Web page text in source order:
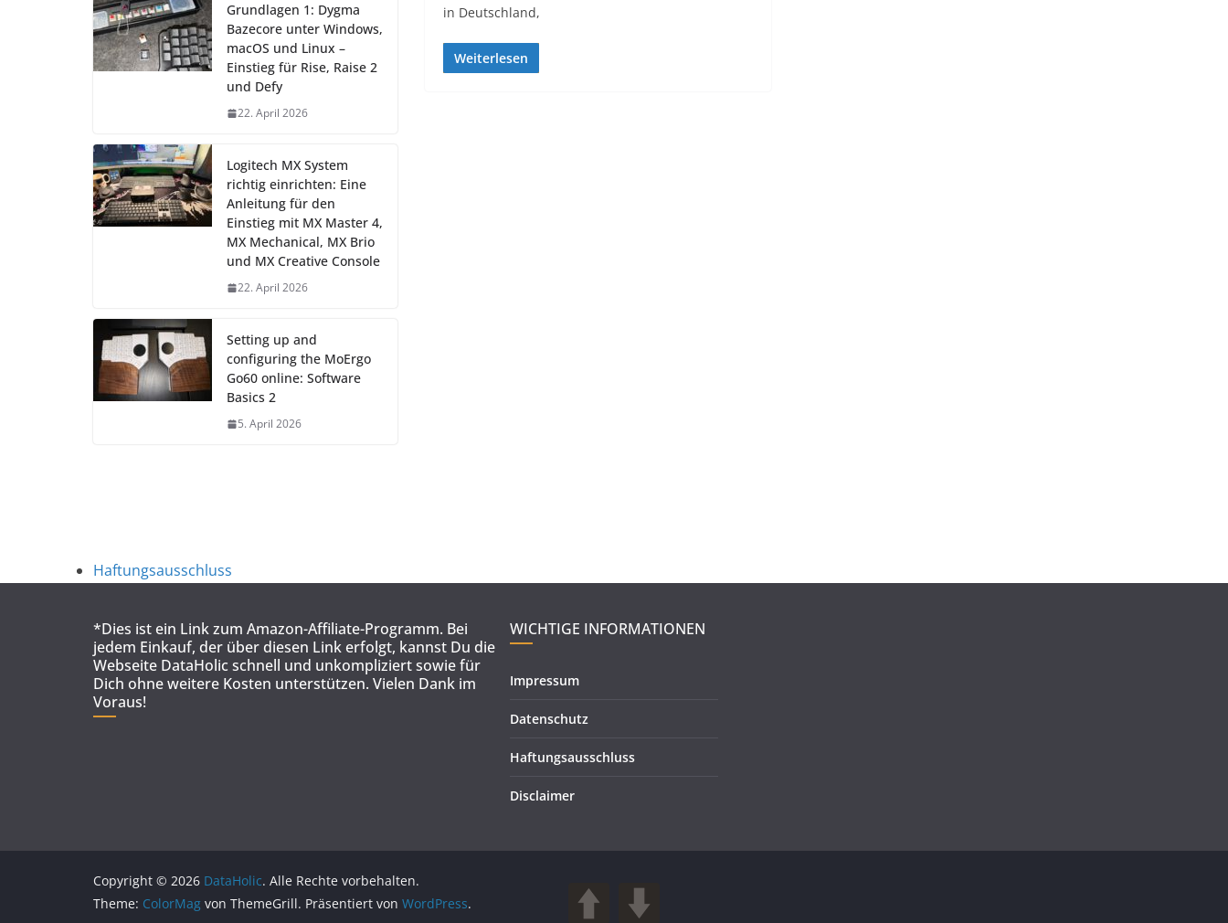
in Deutschland,
Weiterlesen
Grundlagen 1: Dygma
Bazecore unter Windows,
macOS und Linux –
Einstieg für Rise, Raise 2
und Defy
22. April 2026
Logitech MX System
richtig einrichten: Eine
Anleitung für den
Einstieg mit MX Master 4,
MX Mechanical, MX Brio
und MX Creative Console
22. April 2026
Setting up and
configuring the MoErgo
Go60 online: Software
Basics 2
5. April 2026
Haftungsausschluss
*Dies ist ein Link zum Amazon-Affiliate-Programm. Bei
jedem Einkauf, der über diesen Link erfolgt, kannst Du die
Webseite DataHolic schnell und unkompliziert sowie für
Dich ohne weitere Kosten unterstützen. Vielen Dank im
Voraus!
WICHTIGE INFORMATIONEN
Impressum
Datenschutz
Haftungsausschluss
Disclaimer
Copyright © 2026 DataHolic. Alle Rechte vorbehalten.
Theme: ColorMag von ThemeGrill. Präsentiert von WordPress.